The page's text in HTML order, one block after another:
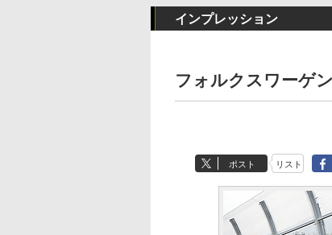
インプレッション
フォルクスワーゲ
ポスト リスト